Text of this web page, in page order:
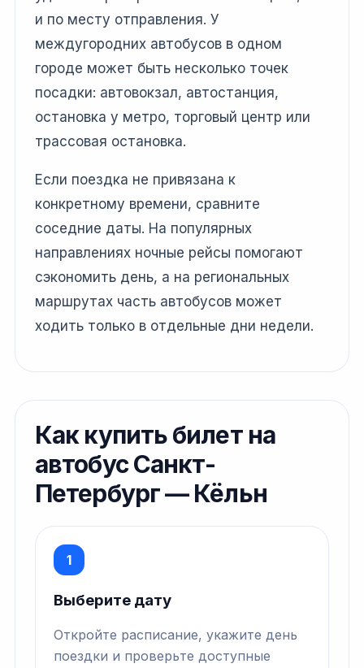
и по месту отправления. У
междугородних автобусов в одном
городе может быть несколько точек
посадки: автовокзал, автостанция,
остановка у метро, торговый центр или
трассовая остановка.
Если поездка не привязана к
конкретному времени, сравните
соседние даты. На популярных
направлениях ночные рейсы помогают
сэкономить день, а на региональных
маршрутах часть автобусов может
ходить только в отдельные дни недели.
Как купить билет на
автобус Санкт-
Петербург — Кёльн
1
Выберите дату
Откройте расписание, укажите день
поездки и проверьте доступные